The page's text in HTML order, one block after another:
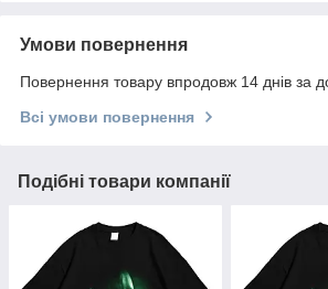
Умови повернення
Повернення товару впродовж 14 днів за
Всі умови повернення
Подібні товари компанії